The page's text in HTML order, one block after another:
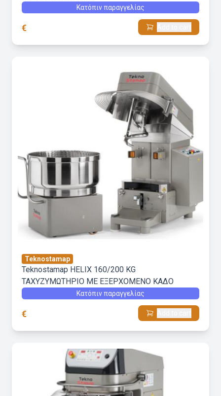
Κατόπιν παραγγελίας
€
Teknostamap
Teknostamap HELIX 160/200 KG
ΤΑΧΥΖΥΜΩΤΗΡΙΟ ΜΕ ΕΞΕΡΧΟΜΕΝΟ ΚΑΔΟ
Κατόπιν παραγγελίας
€